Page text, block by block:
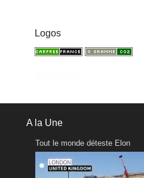
Logos
A la Une
Tout le monde déteste Elon